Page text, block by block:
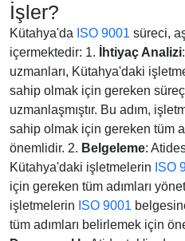
İşler?
Kütahya'da ISO 9001 süreci,
içermektedir: 1.
İhtiyaç Analizi
uzmanları, Kütahya'daki
sahip olmak için gereken
uzmanlaşmıştır. Bu adım,
sahip olmak için gereken tüm
önemlidir. 2. Belgeleme:
Kütahya'daki işletmelerin ISO
için gereken tüm adımları
işletmelerin ISO 9001
tüm adımları belirlemek için